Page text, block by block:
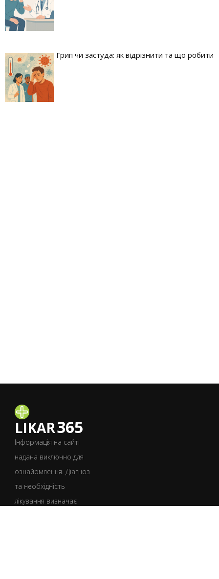
Грип чи застуда: як відрізнити та що робити
LIKAR365
Інформація на сайті
надана виключно для
ознайомлення. Діагноз
та необхідність
лікування визначає